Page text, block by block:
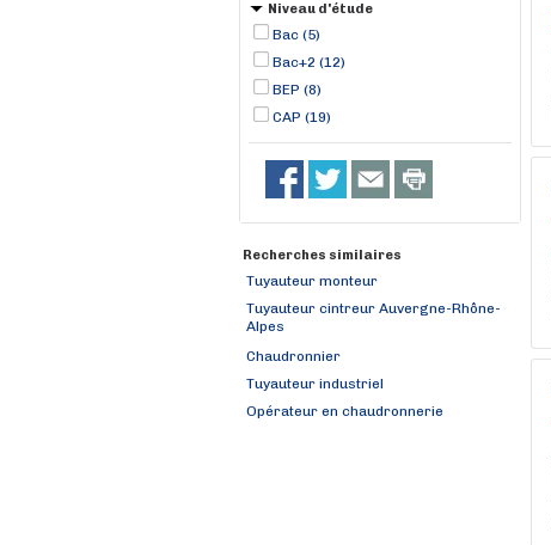
Niveau d'étude
Bac (5)
Bac+2 (12)
BEP (8)
CAP (19)
Recherches similaires
Tuyauteur monteur
Tuyauteur cintreur Auvergne-Rhône-
Alpes
Chaudronnier
Tuyauteur industriel
Opérateur en chaudronnerie